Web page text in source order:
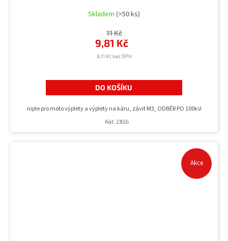
Skladem (>50 ks)
8,11 Kč bez DPH
9,81 Kč
11 Kč
DO KOŠÍKU
niple pro moto výplety a výplety na káru, závit M3, ODBĚR PO 100ks!
Kód: 23016
Akce